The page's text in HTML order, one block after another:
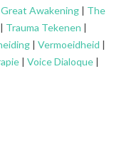
Awakening | The
| Trauma Tekenen |
| Vermoeidheid |
| Voice Dialoque |